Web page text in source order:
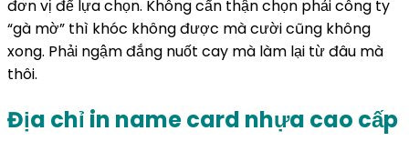
đơn vị để lựa chọn. Không cẩn thận chọn phải công ty
“gà mờ” thì khóc không được mà cười cũng không
xong. Phải ngậm đắng nuốt cay mà làm lại từ đâu mà
thôi.
Địa chỉ in name card nhựa cao cấp